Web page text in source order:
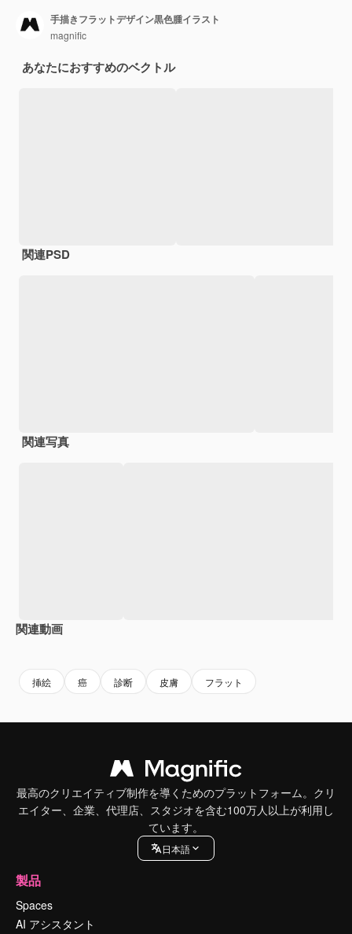
手描きフラットデザイン黒色腫イラスト
magnific
あなたにおすすめのベクトル
関連PSD
関連写真
関連動画
挿絵 癌 診断 皮膚 フラット
最高のクリエイティブ制作を導くためのプラットフォーム。クリ
エイター、企業、代理店、スタジオを含む100万人以上が利用し
ています。
日本語
製品
Spaces
AI アシスタント